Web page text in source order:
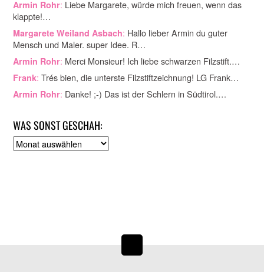
Armin Rohr: Liebe Margarete, würde mich freuen, wenn das
klappte!…
Margarete Weiland Asbach: Hallo lieber Armin du guter
Mensch und Maler. super Idee. R…
Armin Rohr: Merci Monsieur! Ich liebe schwarzen Filzstift.…
Frank: Trés bien, die unterste Filzstiftzeichnung! LG Frank…
Armin Rohr: Danke! ;-) Das ist der Schlern in Südtirol.…
WAS SONST GESCHAH:
A